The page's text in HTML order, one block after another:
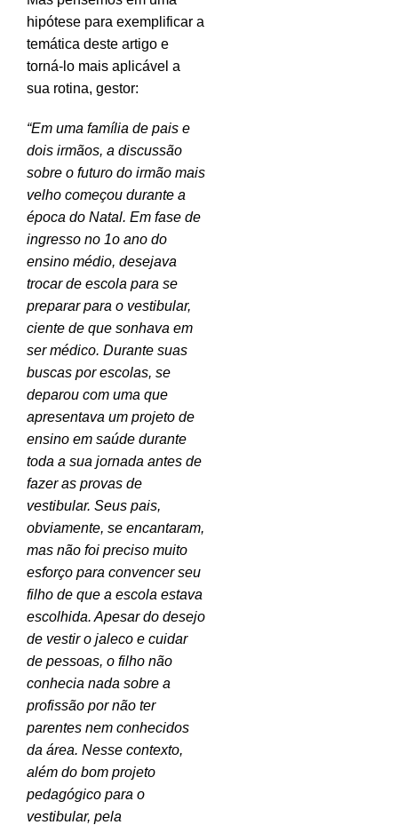
hipótese para exemplificar a
temática deste artigo e
torná-lo mais aplicável a
sua rotina, gestor:
“Em uma família de pais e
dois irmãos, a discussão
sobre o futuro do irmão mais
velho começou durante a
época do Natal. Em fase de
ingresso no 1o ano do
ensino médio, desejava
trocar de escola para se
preparar para o vestibular,
ciente de que sonhava em
ser médico. Durante suas
buscas por escolas, se
deparou com uma que
apresentava um projeto de
ensino em saúde durante
toda a sua jornada antes de
fazer as provas de
vestibular. Seus pais,
obviamente, se encantaram,
mas não foi preciso muito
esforço para convencer seu
filho de que a escola estava
escolhida. Apesar do desejo
de vestir o jaleco e cuidar
de pessoas, o filho não
conhecia nada sobre a
profissão por não ter
parentes nem conhecidos
da área. Nesse contexto,
além do bom projeto
pedagógico para o
vestibular, pela